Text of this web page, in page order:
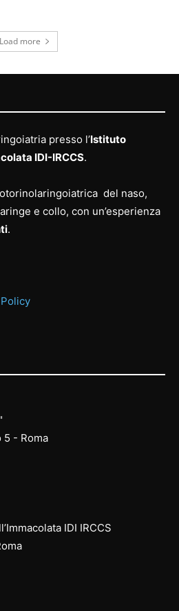
Load more
presso l’Istituto
IDI-IRCCS.
del naso,
e collo, con un’esperienza
.
5 - Roma
IDI IRCCS